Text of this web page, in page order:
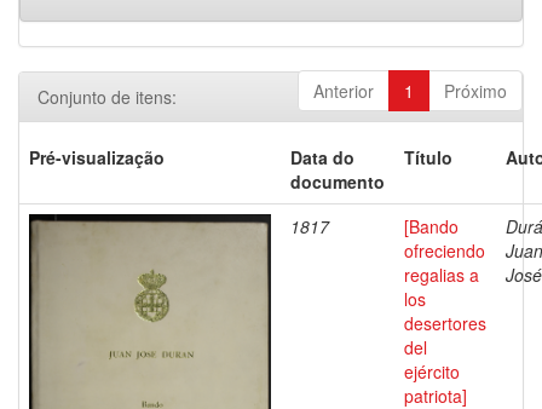
Anterior 1 Próximo
Conjunto de itens:
Pré-visualização
Data do
documento
Título
1817
[Bando
ofreciendo
regalias a
los
desertores
del
ejército
patriota]
Juan
José